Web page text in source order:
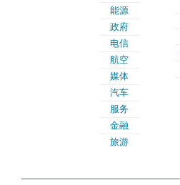
能源
政府
电信
航空
媒体
汽车
服务
金融
旅游